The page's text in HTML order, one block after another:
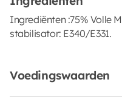
Ingrediënten :75% Volle
stabilisator: E340/E331.
Voedingswaarden